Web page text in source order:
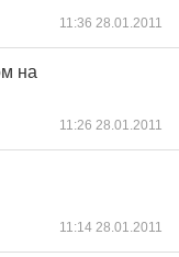
11:36 28.01.2011
на
11:26 28.01.2011
11:14 28.01.2011